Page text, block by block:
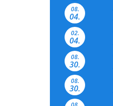
08.
04.
02.
04.
08.
30.
08.
30.